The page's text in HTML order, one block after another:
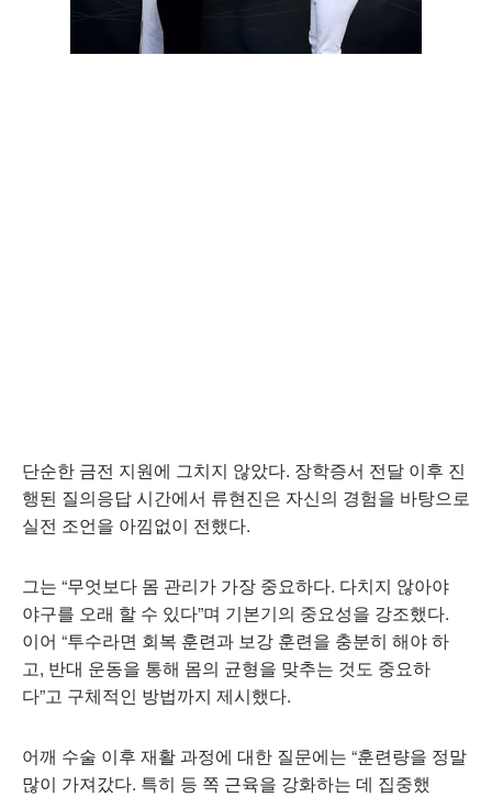
단순한 금전 지원에 그치지 않았다. 장학증서 전달 이후 진
행된 질의응답 시간에서 류현진은 자신의 경험을 바탕으로
실전 조언을 아낌없이 전했다.
그는 “무엇보다 몸 관리가 가장 중요하다. 다치지 않아야
야구를 오래 할 수 있다”며 기본기의 중요성을 강조했다.
이어 “투수라면 회복 훈련과 보강 훈련을 충분히 해야 하
고, 반대 운동을 통해 몸의 균형을 맞추는 것도 중요하
다”고 구체적인 방법까지 제시했다.
어깨 수술 이후 재활 과정에 대한 질문에는 “훈련량을 정말
많이 가져갔다. 특히 등 쪽 근육을 강화하는 데 집중했